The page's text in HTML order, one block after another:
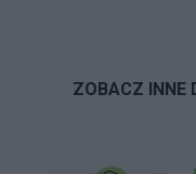
ZOBACZ INNE